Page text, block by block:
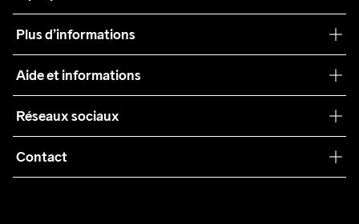
Plus d’informations
Teamwear
Durabilité
Collaborations
Aide et informations
Conditions générales
Retours
Réseaux sociaux
Contact